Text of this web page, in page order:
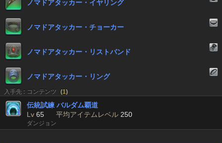
ノマドアタッカー・イヤリング
ノマドアタッカー・チョーカー
ノマドアタッカー・リストバンド
ノマドアタッカー・リング
入手先 : コンテンツ (1)
伝統試練 バルダム覇道
Lv 65 平均アイテムレベル 250
ダンジョン